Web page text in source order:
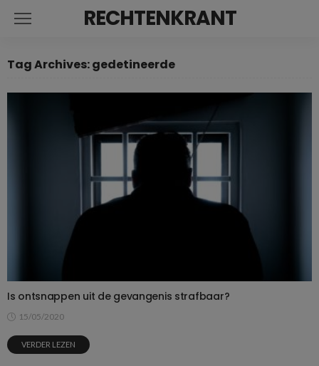
RECHTENKRANT
Tag Archives: gedetineerde
Is ontsnappen uit de gevangenis strafbaar?
15/05/2020
VERDER LEZEN